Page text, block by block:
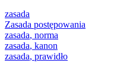
zasada
Zasada postępowania
zasada, norma
zasada, kanon
zasada, prawidło